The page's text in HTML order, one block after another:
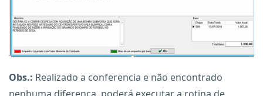
Obs.: Realizado a conferencia e não encontrado
nenhuma diferença, poderá executar a rotina de